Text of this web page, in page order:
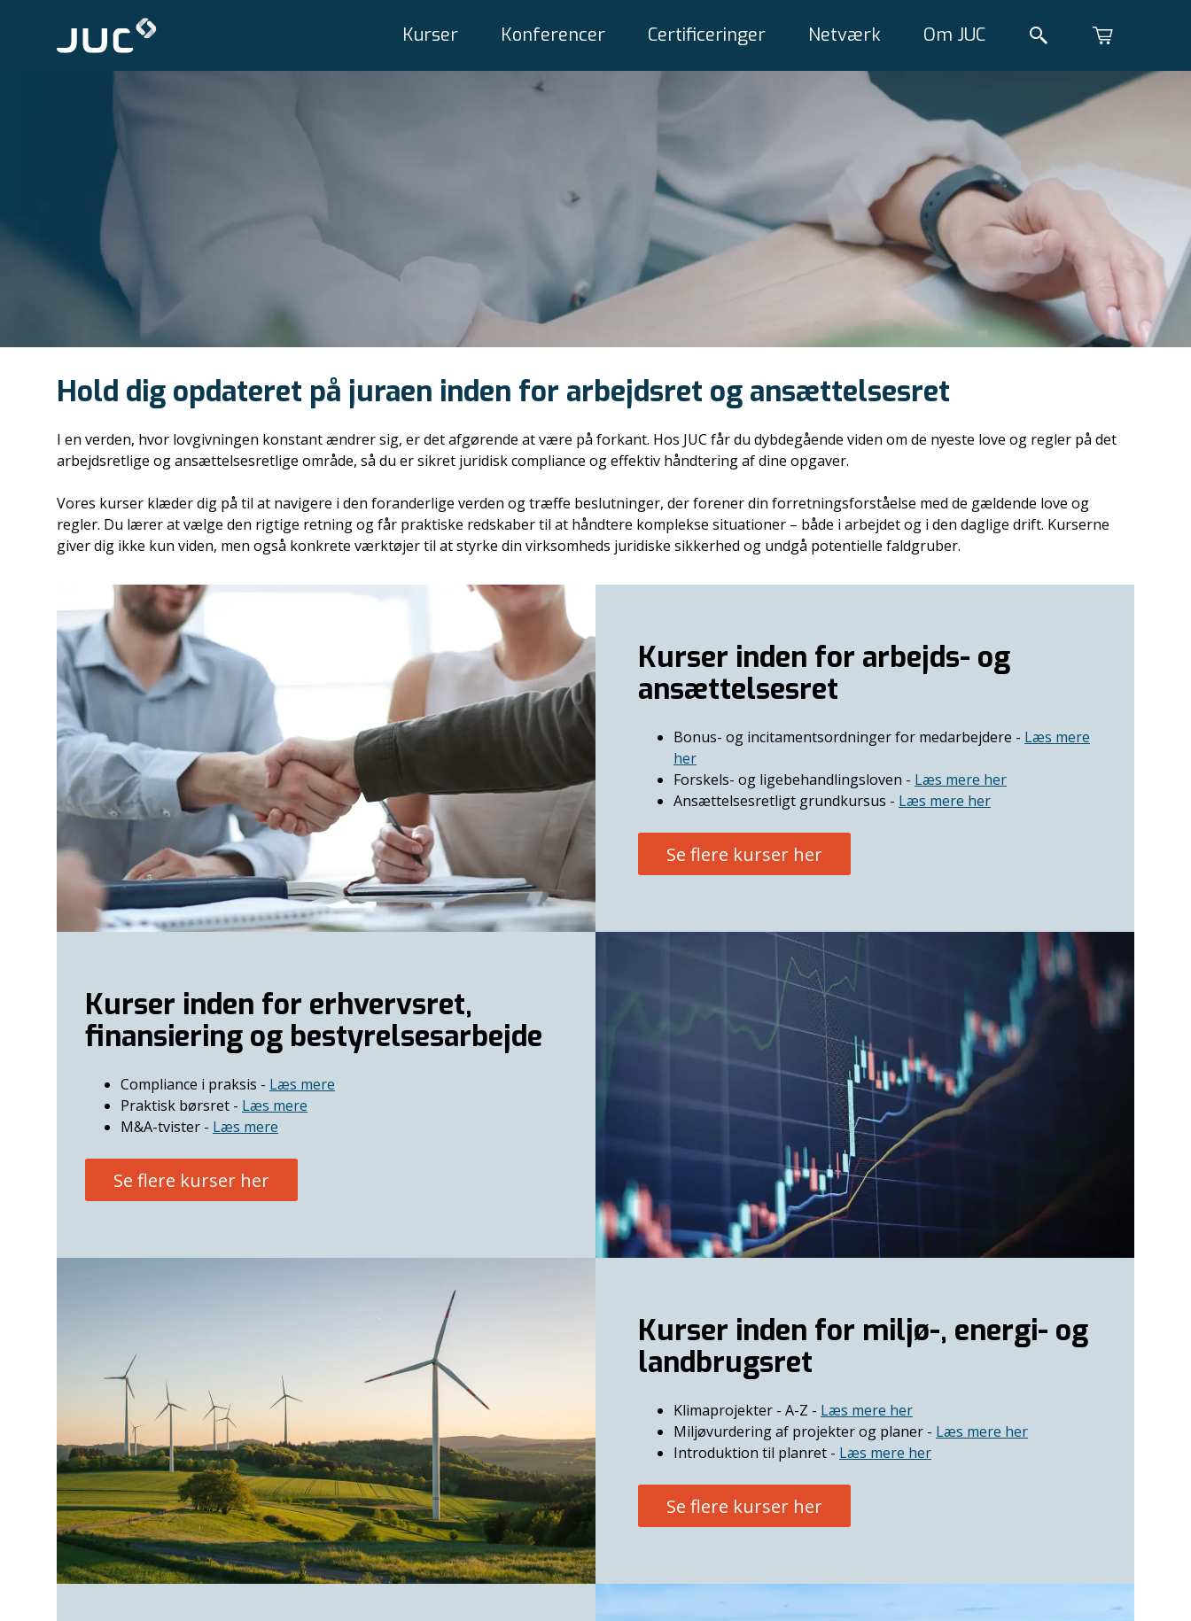
Kurser Konferencer Certificeringer Netværk Om JUC
Hold dig opdateret på juraen inden for arbejdsret og ansættelsesret
I en verden, hvor lovgivningen konstant ændrer sig, er det afgørende at være på forkant. Hos JUC får du dybdegående viden om de nyeste love og regler på det
arbejdsretlige og ansættelsesretlige område, så du er sikret juridisk compliance og effektiv håndtering af dine opgaver.
Vores kurser klæder dig på til at navigere i den foranderlige verden og træffe beslutninger, der forener din forretningsforståelse med de gældende love og
regler. Du lærer at vælge den rigtige retning og får praktiske redskaber til at håndtere komplekse situationer – både i arbejdet og i den daglige drift. Kurserne
giver dig ikke kun viden, men også konkrete værktøjer til at styrke din virksomheds juridiske sikkerhed og undgå potentielle faldgruber.
Kurser inden for arbejds- og
ansættelsesret
Bonus- og incitamentsordninger for medarbejdere - Læs mere
her
Forskels- og ligebehandlingsloven - Læs mere her
Ansættelsesretligt grundkursus - Læs mere her
Se flere kurser her
Kurser inden for erhvervsret,
finansiering og bestyrelsesarbejde
Compliance i praksis - Læs mere
Praktisk børsret - Læs mere
M&A-tvister - Læs mere
Se flere kurser her
Kurser inden for miljø-, energi- og
landbrugsret
Klimaprojekter - A-Z - Læs mere her
Miljøvurdering af projekter og planer - Læs mere her
Introduktion til planret - Læs mere her
Se flere kurser her